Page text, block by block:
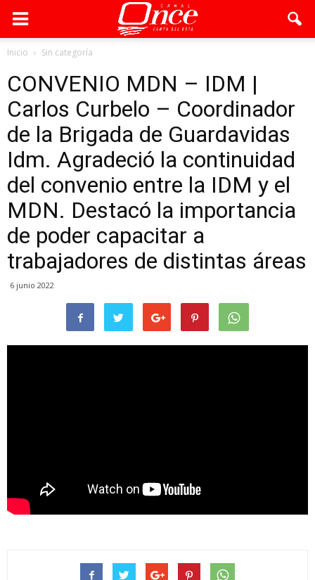
Inicio Sin categoría
CONVENIO MDN – IDM |
Carlos Curbelo – Coordinador
de la Brigada de Guardavidas
Idm. Agradeció la continuidad
del convenio entre la IDM y el
MDN. Destacó la importancia
de poder capacitar a
trabajadores de distintas áreas
6 junio 2022